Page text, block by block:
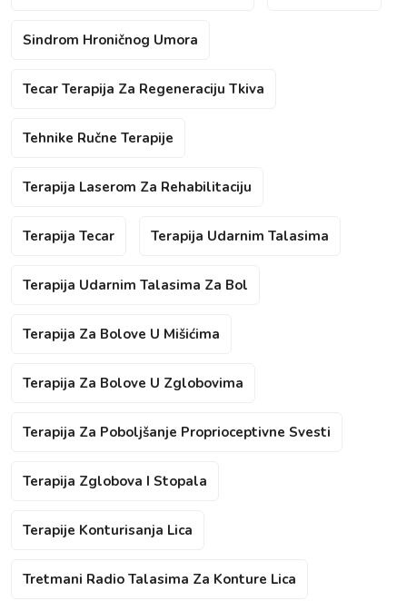
Sindrom Hroničnog Umora
Tecar Terapija Za Regeneraciju Tkiva
Tehnike Ručne Terapije
Terapija Laserom Za Rehabilitaciju
Terapija Tecar Terapija Udarnim Talasima
Terapija Udarnim Talasima Za Bol
Terapija Za Bolove U Mišićima
Terapija Za Bolove U Zglobovima
Terapija Za Poboljšanje Proprioceptivne Svesti
Terapija Zglobova I Stopala
Terapije Konturisanja Lica
Tretmani Radio Talasima Za Konture Lica